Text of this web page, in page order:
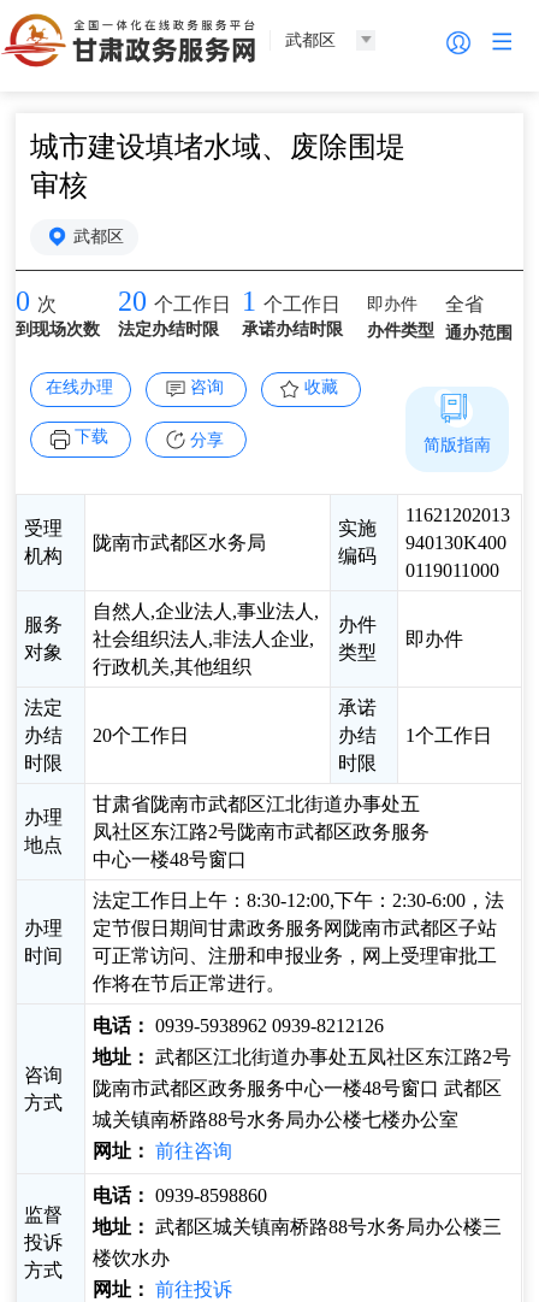
武都区
城市建设填堵水域、废除围堤
审核
武都区
0 次
到现场次数
20 个工作日
法定办结时限
1 个工作日
承诺办结时限
即办件
办件类型
全省
通办范围
在线办理 咨询 收藏
下载 分享
受理
机构
陇南市武都区水务局
实施
编码
11621202013
940130K400
0119011000
服务
对象
自然人,企业法人,事业法人,
社会组织法人,非法人企业,
行政机关,其他组织
办件
类型
即办件
法定
办结
时限
20个工作日
承诺
办结
时限
1个工作日
办理
地点
甘肃省陇南市武都区江北街道办事处五
凤社区东江路2号陇南市武都区政务服务
中心一楼48号窗口
办理
时间
法定工作日上午：8:30-12:00,下午：2:30-6:00，法
定节假日期间甘肃政务服务网陇南市武都区子站
可正常访问、注册和申报业务，网上受理审批工
作将在节后正常进行。
咨询
方式
电话： 0939-5938962 0939-8212126
地址： 武都区江北街道办事处五凤社区东江路2号
陇南市武都区政务服务中心一楼48号窗口 武都区
城关镇南桥路88号水务局办公楼七楼办公室
网址： 前往咨询
监督
投诉
方式
电话： 0939-8598860
地址： 武都区城关镇南桥路88号水务局办公楼三
楼饮水办
网址： 前往投诉
简版指南